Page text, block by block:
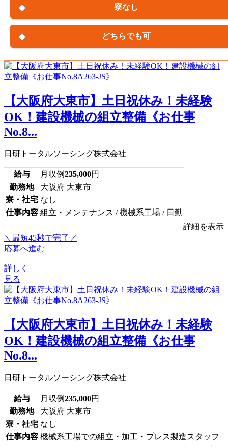
寮なし
どちらでも可
【大阪府大東市】土日祝休み！未経験
OK！建設機械の組立整備《お仕事
No.8...
日研トータルソーシング株式会社
給与 月収例235,000円
勤務地
大阪府 大東市
寮・社宅 なし
仕事内容 組立・メンテナンス / 機械系工場 / 日勤
詳細を表示
＼最短45秒で完了／
応募へ進む
詳しく
見る
【大阪府大東市】土日祝休み！未経験
OK！建設機械の組立整備《お仕事
No.8...
日研トータルソーシング株式会社
給与 月収例235,000円
勤務地
大阪府 大東市
寮・社宅 なし
仕事内容 機械系工場での組立・加工・プレス製造スタッフ